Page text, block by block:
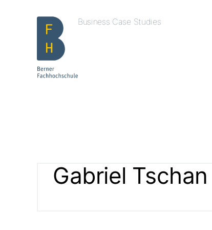
Business Case Studies
Gabriel Tschan